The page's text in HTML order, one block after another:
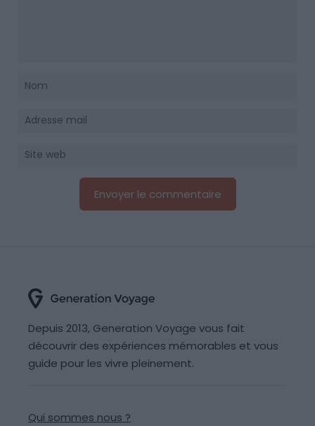
Depuis 2013, Generation Voyage vous fait
découvrir des expériences mémorables et vous
guide pour les vivre pleinement.
Qui sommes nous ?